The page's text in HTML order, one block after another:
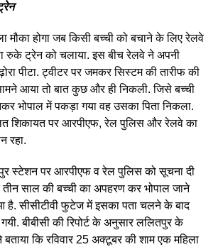
मौका होगा जब किसी बच्ची को बचाने के लिए रेलवे
रुके ट्रेन को चलाया. इस बीच रेलवे ने अपनी
पीटा. ट्वीटर पर जमकर सिस्टम की तारीफ की
आया तो बात कुछ और ही निकली. जिसे बच्ची
भोपाल में पकड़ा गया वह उसका पिता निकला.
शिकायत पर आरपीएफ, रेल पुलिस और रेलवे का
रहा.
स्टेशन पर आरपीएफ व रेल पुलिस को सूचना दी
तीन साल की बच्ची का अपहरण कर भोपाल जाने
है. सीसीटीवी फुटेज में इसका पता चलने के बाद
बीबीसी की रिपोर्ट के अनुसार ललितपुर के
बताया कि रविवार 25 अक्टूबर की शाम एक महिला